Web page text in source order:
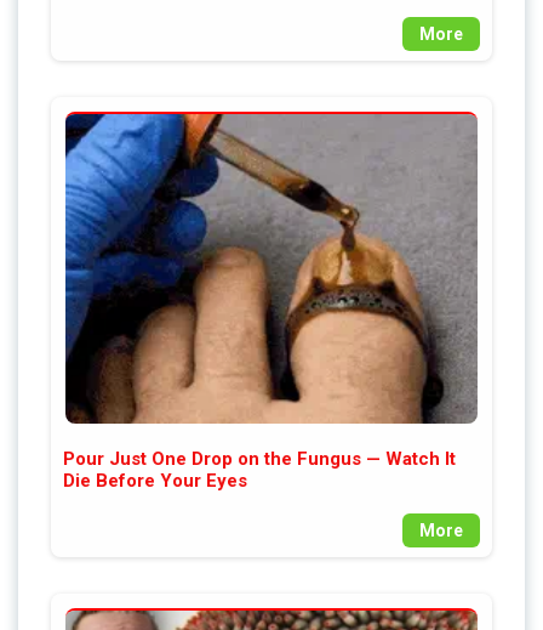
More
Pour Just One Drop on the Fungus — Watch It
Die Before Your Eyes
More